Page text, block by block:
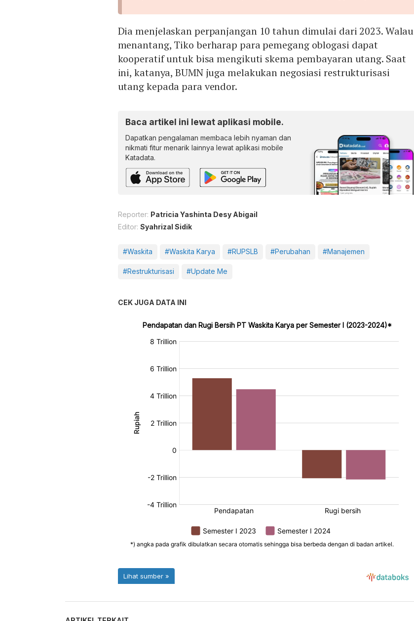
Dia menjelaskan perpanjangan 10 tahun dimulai dari 2023. Walau
menantang, Tiko berharap para pemegang oblogasi dapat
kooperatif untuk bisa mengikuti skema pembayaran utang. Saat
ini, katanya, BUMN juga melakukan negosiasi restrukturisasi
utang kepada para vendor.
Baca artikel ini lewat aplikasi mobile.
Dapatkan pengalaman membaca lebih nyaman dan
nikmati fitur menarik lainnya lewat aplikasi mobile
Katadata.
Reporter: Patricia Yashinta Desy Abigail
Editor: Syahrizal Sidik
#Waskita #Waskita Karya #RUPSLB #Perubahan #Manajemen
#Restrukturisasi #Update Me
CEK JUGA DATA INI